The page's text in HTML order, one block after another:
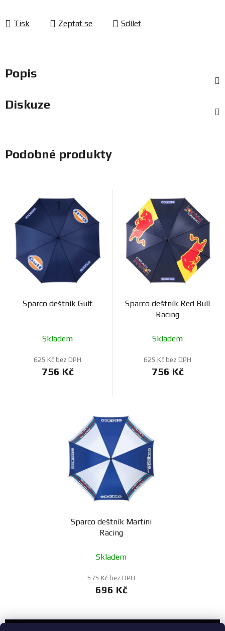
Tisk Zeptat se Sdílet
Popis
Diskuze
Podobné produkty
Sparco deštník Gulf
Skladem
625 Kč bez DPH
756 Kč
Sparco deštník Red Bull
Racing
Skladem
625 Kč bez DPH
756 Kč
Sparco deštník Martini
Racing
Skladem
575 Kč bez DPH
696 Kč